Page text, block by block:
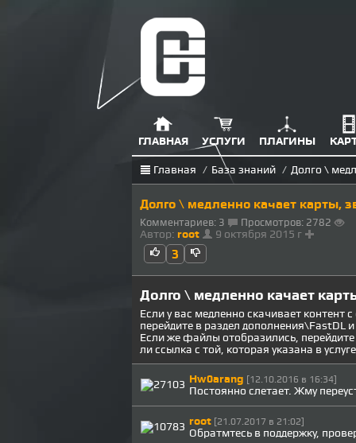
ГЛАВНАЯ УСЛУГИ ПЛАГИНЫ
Главная / База знаний / Долго \
Долго \ медленно качает карты,
Комментариев: 3 Просмотров: 2782
Автор: root 9 октября 2015 г
3
Долго \ медленно качает
Если у вас медленно скачивает контент
перейдите в раздел дополнения\FastDL
Если же файлы отобразились,
ли ссылка с той, которая указана в
Hw0arang [12.10.2016 в 16:34]
Постоянно слетает. Жму
root [21.07.2017 в 21:02]
Обратмтесь в поддержку,